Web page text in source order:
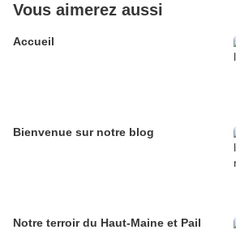
Vous aimerez aussi
Accueil
Bienvenue sur notre blog
Notre terroir du Haut-Maine et Pail